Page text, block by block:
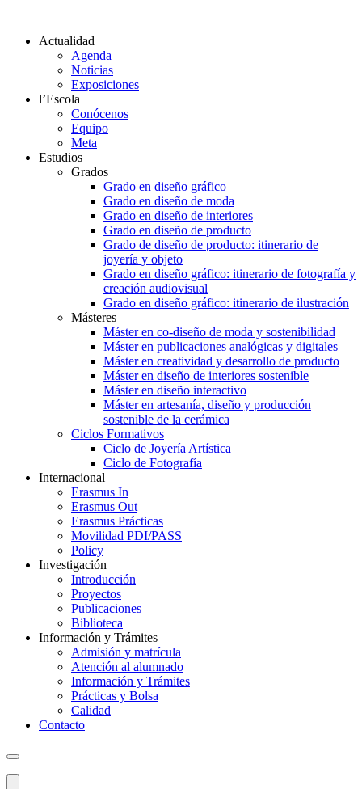
Actualidad
Agenda
Noticias
Exposiciones
l’Escola
Conócenos
Equipo
Meta
Estudios
Grados
Grado en diseño gráfico
Grado en diseño de moda
Grado en diseño de interiores
Grado en diseño de producto
Grado de diseño de producto: itinerario de
joyería y objeto
Grado en diseño gráfico: itinerario de fotografía y
creación audiovisual
Grado en diseño gráfico: itinerario de ilustración
Másteres
Máster en co-diseño de moda y sostenibilidad
Máster en publicaciones analógicas y digitales
Máster en creatividad y desarrollo de producto
Máster en diseño de interiores sostenible
Máster en diseño interactivo
Máster en artesanía, diseño y producción
sostenible de la cerámica
Ciclos Formativos
Ciclo de Joyería Artística
Ciclo de Fotografía
Internacional
Erasmus In
Erasmus Out
Erasmus Prácticas
Movilidad PDI/PASS
Policy
Investigación
Introducción
Proyectos
Publicaciones
Biblioteca
Información y Trámites
Admisión y matrícula
Atención al alumnado
Información y Trámites
Prácticas y Bolsa
Calidad
Contacto